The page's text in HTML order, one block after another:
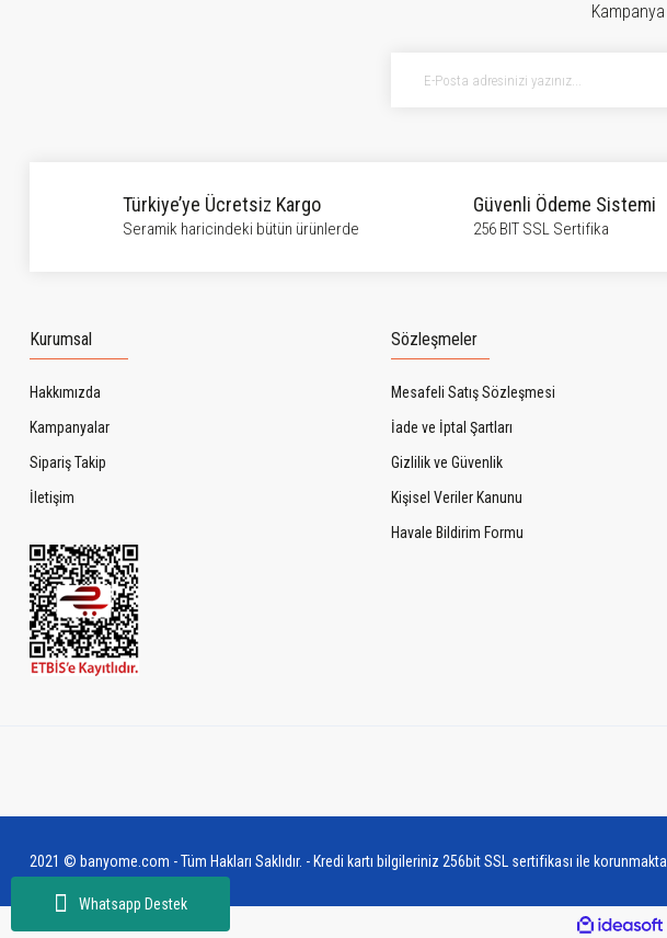
Whatsapp Destek
Türkiye’ye Ücretsiz Kargo
Seramik haricindeki bütün ürünlerde
Güvenli Ödeme Sistemi
256 BIT SSL Sertifika
Kurumsal
Hakkımızda
Kampanyalar
Sipariş Takip
İletişim
Sözleşmeler
Mesafeli Satış Sözleşmesi
İade ve İptal Şartları
Gizlilik ve Güvenlik
Kişisel Veriler Kanunu
Havale Bildirim Formu
2021 © banyome.com - Tüm Hakları Saklıdır. - Kredi kartı bilgileriniz 256bit SSL sertifikası ile